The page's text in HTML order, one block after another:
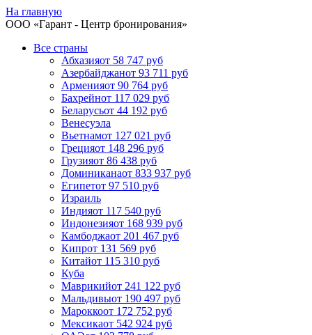
На главную
ООО «Гарант - Центр бронирования»
Все страны
Абхазияот 58 747 руб
Азербайджанот 93 711 руб
Арменияот 90 764 руб
Бахрейнот 117 029 руб
Беларусьот 44 192 руб
Венесуэла
Вьетнамот 127 021 руб
Грецияот 148 296 руб
Грузияот 86 438 руб
Доминиканаот 833 937 руб
Египетот 97 510 руб
Израиль
Индияот 117 540 руб
Индонезияот 168 939 руб
Камбоджаот 201 467 руб
Кипрот 131 569 руб
Китайот 115 310 руб
Куба
Маврикийот 241 122 руб
Мальдивыот 190 497 руб
Мароккоот 172 752 руб
Мексикаот 542 924 руб